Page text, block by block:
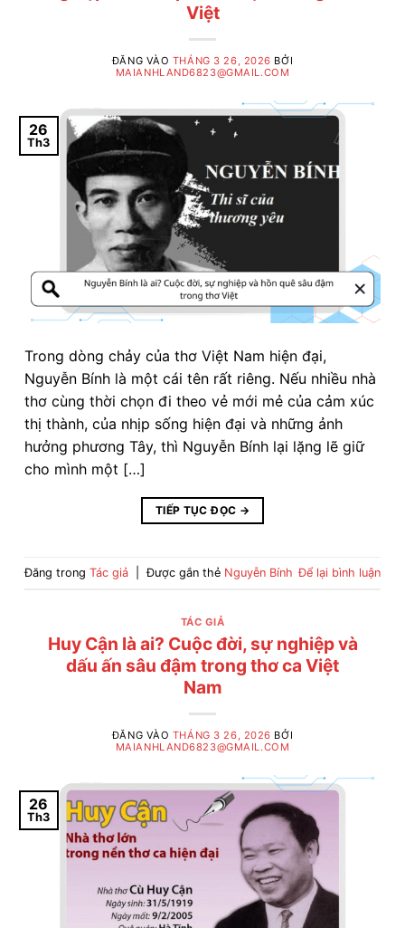
Việt
ĐĂNG VÀO THÁNG 3 26, 2026 BỞI
MAIANHLAND6823@GMAIL.COM
26
Th3
Trong dòng chảy của thơ Việt Nam hiện đại,
Nguyễn Bính là một cái tên rất riêng. Nếu nhiều nhà
thơ cùng thời chọn đi theo vẻ mới mẻ của cảm xúc
thị thành, của nhịp sống hiện đại và những ảnh
hưởng phương Tây, thì Nguyễn Bính lại lặng lẽ giữ
cho mình một […]
TIẾP TỤC ĐỌC →
Đăng trong Tác giả Được gắn thẻ Nguyễn Bính Để lại bình luận
TÁC GIẢ
Huy Cận là ai? Cuộc đời, sự nghiệp và
dấu ấn sâu đậm trong thơ ca Việt
Nam
ĐĂNG VÀO THÁNG 3 26, 2026 BỞI
MAIANHLAND6823@GMAIL.COM
26
Th3